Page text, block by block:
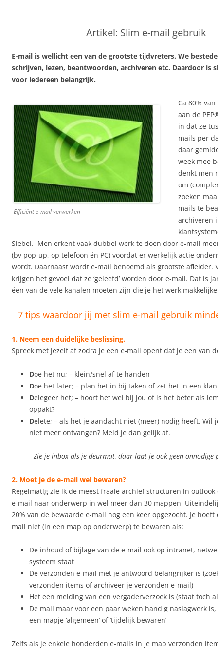
Artikel: Slim e-mail gebruik
E-mail is wellicht een van de grootste tijdvreters. We
schrijven, lezen, beantwoorden, archiveren etc. Daardoor is
voor iedereen belangrijk.
Efficiënt e-mail verwerken
Ca 80%
aan de
in dat ze
mails per
daar
week mee
denkt men
om
zoeken
mails te
archiveren
Siebel. Men erkent vaak dubbel werk te doen door e-mail
(bv pop-up, op telefoon én PC) voordat er werkelijk actie
wordt. Daarnaast wordt e-mail benoemd als grootste afleider.
krijgen het gevoel dat ze ‘geleefd’ worden door e-mail. Dat is
één van de vele kanalen moeten zijn die je het werk
7 tips waardoor jij met slim e-mail gebruik
1. Neem een duidelijke beslissing.
Spreek met jezelf af zodra je een e-mail opent dat je een van
Doe het nu; – klein/snel af te handen
Doe het later; – plan het in bij taken of zet het in een
Delegeer het; – hoort het wel bij jou of is het beter als
oppakt?
Delete; – als het je aandacht niet (meer) nodig heeft. Wil
niet meer ontvangen? Meld je dan gelijk af.
Zie je inbox als je deurmat, daar laat je ook geen onnodige
2. Moet je de e-mail wel bewaren?
Regelmatig zie ik de meest fraaie archief structuren in
e-mail naar onderwerp in wel meer dan 30 mappen.
20% van de bewaarde e-mail nog een keer opgezocht. Je hoeft
mail niet (in een map op onderwerp) te bewaren als:
De inhoud of bijlage van de e-mail ook op intranet,
systeem staat
De verzonden e-mail met je antwoord belangrijker is
verzonden items of archiveer je verzonden e-mail)
Het een melding van een vergaderverzoek is (staat toch
De mail maar voor een paar weken handig naslagwerk
een mapje ‘algemeen’ of ’tijdelijk bewaren’
Zelfs als je enkele honderden e-mails in je map verzonden